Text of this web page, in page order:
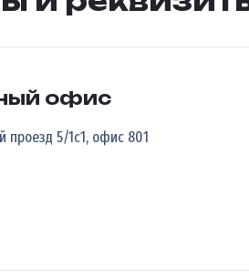
офис
проезд 5/1с1, офис 801